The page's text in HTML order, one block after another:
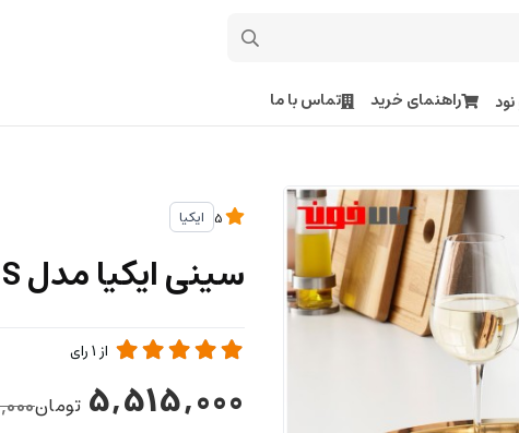
راهنمای خرید تماس با ما
ایکیا
سینی ایکیا مدل GLATTIS
از1رای
5,515,000 تومان